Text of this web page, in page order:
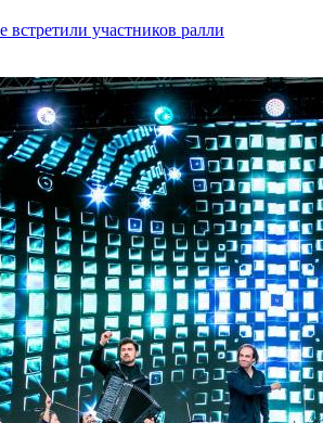
участников ралли